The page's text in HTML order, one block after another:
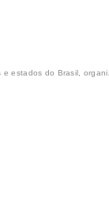
estados do Brasil,